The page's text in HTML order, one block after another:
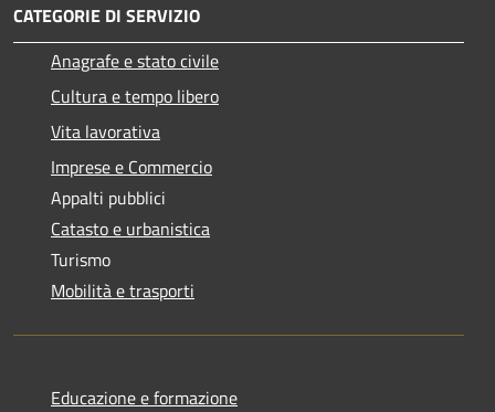
CATEGORIE DI SERVIZIO
Anagrafe e stato civile
Cultura e tempo libero
Vita lavorativa
Imprese e Commercio
Appalti pubblici
Catasto e urbanistica
Turismo
Mobilità e trasporti
Educazione e formazione